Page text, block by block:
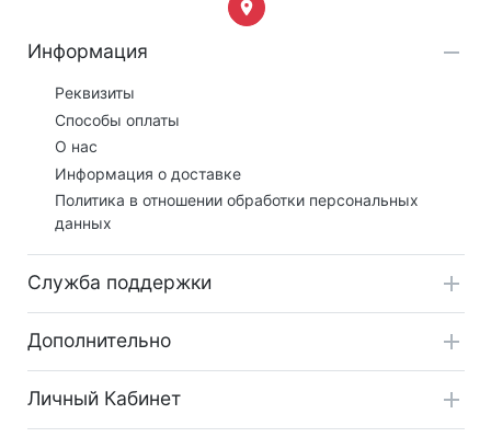
Информация
Реквизиты
Способы оплаты
О нас
Информация о доставке
Политика в отношении обработки персональных
данных
Служба поддержки
Дополнительно
Личный Кабинет